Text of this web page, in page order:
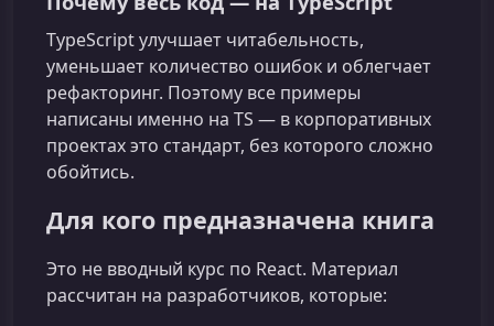
TypeScript улучшает читабельность,
уменьшает количество ошибок и облегчает
рефакторинг. Поэтому все примеры
написаны именно на TS — в корпоративных
проектах это стандарт, без которого сложно
обойтись.
Для кого предназначена книга
Это не вводный курс по React. Материал
рассчитан на разработчиков, которые: